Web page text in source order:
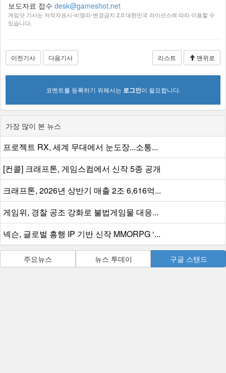
보도자료 접수 desk@gameshot.net
게임샷 기사는 저작자표시-비영리-변경금지 2.0 대한민국 라이선스에 따라 이용할 수
있습니다.
이전기사 다음기사 리스트 맨위로
코멘트를 등록하기 위해서는 로그인이 필요합니다.
가장 많이 본 뉴스
프로젝트 RX, 세계 무대에서 눈도장...소통...
[컨콜] 크래프톤, 게임스컴에서 신작 5종 공개
크래프톤, 2026년 상반기 매출 2조 6,616억...
게임위, 경찰 공조 강화로 불법게임물 대응...
넥슨, 글로벌 흥행 IP 기반 신작 MMORPG ‘...
주요뉴스 뉴스 투데이 구글 스탠드